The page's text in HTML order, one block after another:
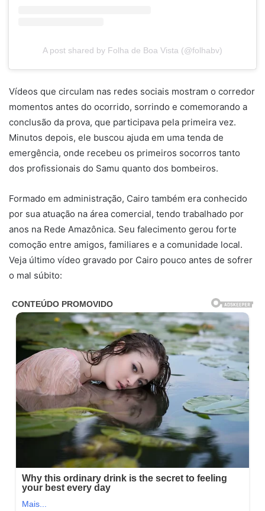
A post shared by Folha de Boa Vista (@folhabv)
Vídeos que circulam nas redes sociais mostram o corredor
momentos antes do ocorrido, sorrindo e comemorando a
conclusão da prova, que participava pela primeira vez.
Minutos depois, ele buscou ajuda em uma tenda de
emergência, onde recebeu os primeiros socorros tanto
dos profissionais do Samu quanto dos bombeiros.
Formado em administração, Cairo também era conhecido
por sua atuação na área comercial, tendo trabalhado por
anos na Rede Amazônica. Seu falecimento gerou forte
comoção entre amigos, familiares e a comunidade local.
Veja último vídeo gravado por Cairo pouco antes de sofrer
o mal súbito: